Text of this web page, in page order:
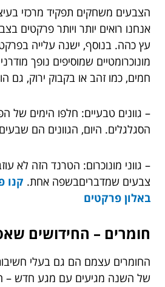
הצבעים משחקים תפקיד מרכזי
אנחנו רואים יותר ויותר פרקטים
עץ כהה. בנוסף, ישנה עלייה
מונוכרומטיים שמוסיפים נופך
חמים, כמו זהב או בקבוק ירוק, גם
– גוונים טבעיים: חלפו הימים של
הסגלגלים. היום, הגוונים הם
– גווני מונוכרום: הטרנד הזה לא
צבעים שמדבריםבשפה אחת. קנו
באלון פרקטים
חומרים – החידושים
החומרים עצמם הם גם בעלי
של השנה מגיעים עם מגע חדש –